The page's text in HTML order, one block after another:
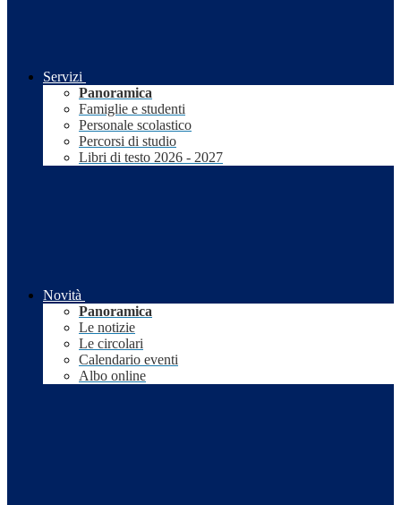
Servizi
Panoramica
Famiglie e studenti
Personale scolastico
Percorsi di studio
Libri di testo 2026 - 2027
Novità
Panoramica
Le notizie
Le circolari
Calendario eventi
Albo online